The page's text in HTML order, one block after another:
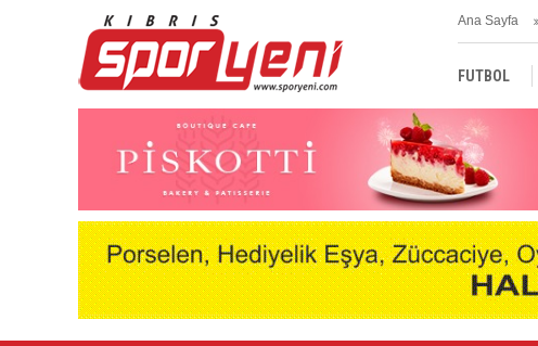
Ana Sayfa
FUTBOL
TÜRKİYE